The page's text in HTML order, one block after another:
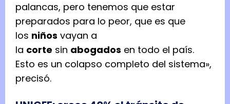
palancas, pero tenemos que estar
preparados para lo peor, que es que
los niños vayan a
la corte sin abogados en todo el país.
Esto es un colapso completo del sistema»,
precisó.